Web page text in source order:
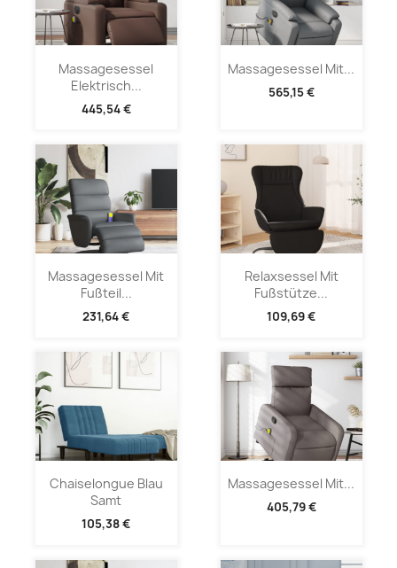
Massagesessel
Elektrisch...
445,54 €
Massagesessel Mit...
565,15 €
Massagesessel Mit
Fußteil...
231,64 €
Relaxsessel Mit
Fußstütze...
109,69 €
Chaiselongue Blau
Samt
105,38 €
Massagesessel Mit...
405,79 €